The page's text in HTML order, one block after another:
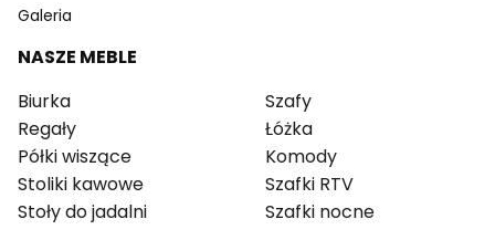
Galeria
NASZE MEBLE
Biurka
Regały
Półki wiszące
Stoliki kawowe
Stoły do jadalni
Szafy
Łóżka
Komody
Szafki RTV
Szafki nocne